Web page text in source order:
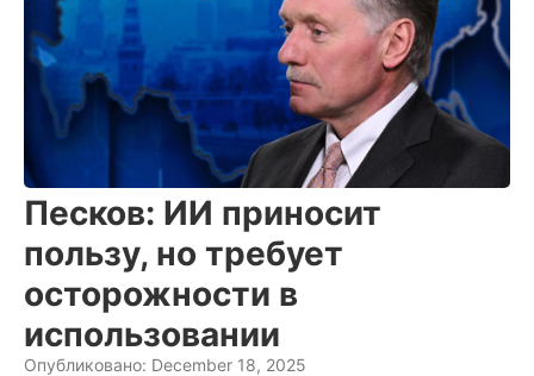
Песков: ИИ приносит
пользу, но требует
осторожности в
использовании
Опубликовано: December 18, 2025